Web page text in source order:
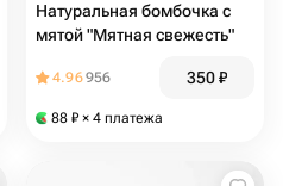
Натуральная бомбочка с
мятой "Мятная свежесть"
4.96956 350₽
88 ₽ × 4 платежа